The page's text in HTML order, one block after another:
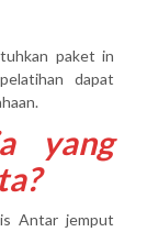
paket in
dapat
yang
Antar jemput